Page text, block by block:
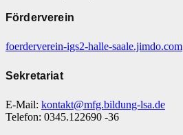
Förderverein
foerderverein-igs2-halle-saale.jimdo.com
Sekretariat
E-Mail: kontakt@mfg.bildung-lsa.de
Telefon: 0345.122690 -36